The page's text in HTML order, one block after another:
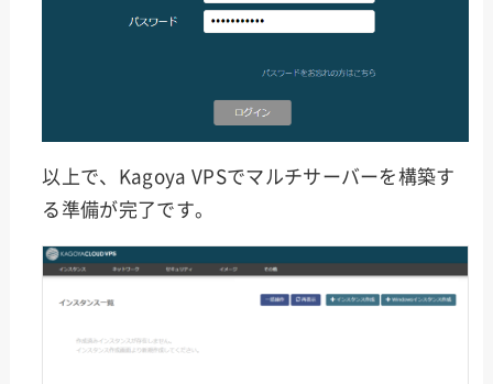
以上で、Kagoya VPSでマルチサーバーを構築す
る準備が完了です。